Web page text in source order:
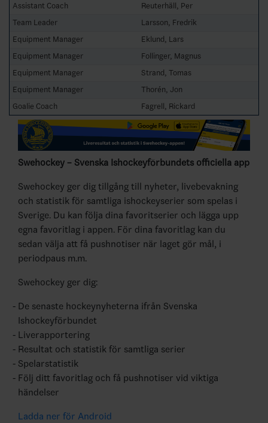
Assistant Coach
Reuterhäll, Per
Team Leader
Larsson, Fredrik
Equipment Manager
Eklund, Lars
Equipment Manager
Follinger, Magnus
Equipment Manager
Strand, Tomas
Equipment Manager
Thorén, Jon
Goalie Coach
Fagrell, Rickard
Swehockey – Svenska Ishockeyförbundets officiella app
Swehockey ger dig tillgång till nyheter, livebevakning
och statistik för samtliga ishockeyserier som spelas i
Sverige. Du kan följa dina favoritserier och lägga upp
egna favoritlag i appen. För dina favoritlag kan du
sedan välja att få pushnotiser när laget gör mål, i
periodpaus m.m.
Swehockey ger dig:
De senaste hockeynyheterna ifrån Svenska
Ishockeyförbundet
Liverapportering
Resultat och statistik för samtliga serier
Spelarstatistik
Följ ditt favoritlag och få pushnotiser vid viktiga
händelser
Ladda ner för Android